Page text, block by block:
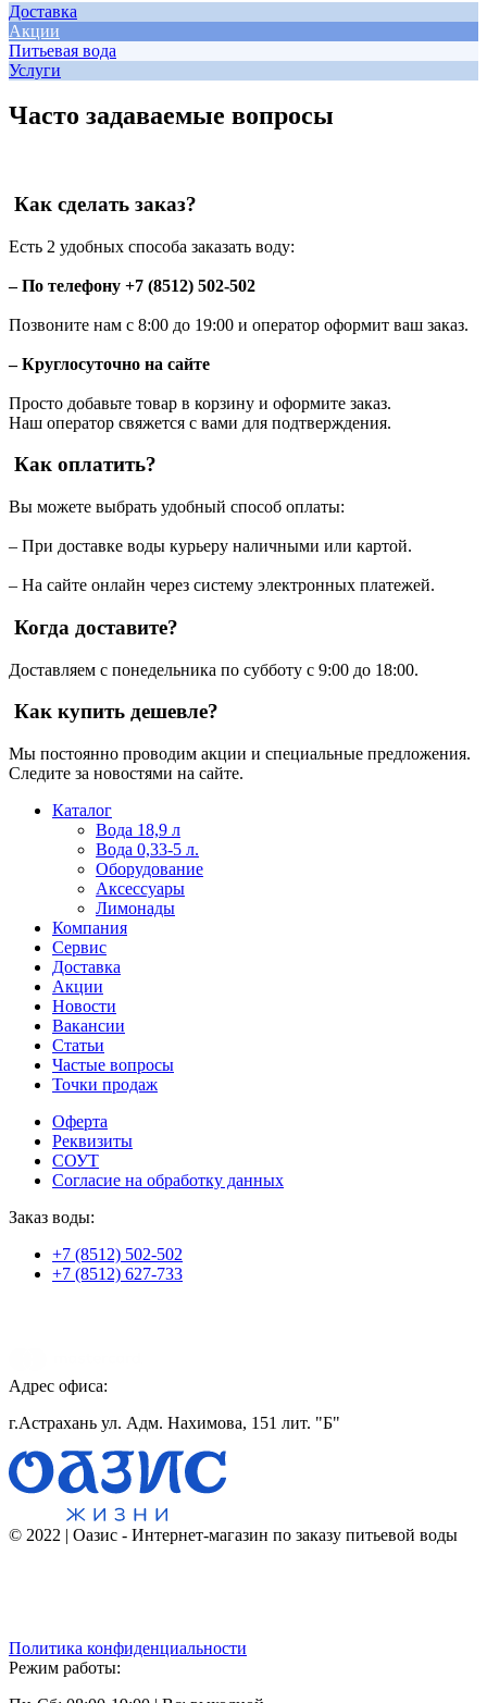
Доставка
Акции
Питьевая вода
Услуги
Часто задаваемые вопросы
Как сделать заказ?
Есть 2 удобных способа заказать воду:
– По телефону +7 (8512) 502-502
Позвоните нам с 8:00 до 19:00 и оператор оформит ваш заказ.
– Круглосуточно на сайте
Просто добавьте товар в корзину и оформите заказ.
Наш оператор свяжется с вами для подтверждения.
Как оплатить?
Вы можете выбрать удобный способ оплаты:
– При доставке воды курьеру наличными или картой.
– На сайте онлайн через систему электронных платежей.
Когда доставите?
Доставляем с понедельника по субботу с 9:00 до 18:00.
Как купить дешевле?
Мы постоянно проводим акции и специальные предложения.
Следите за новостями на сайте.
Пользователи
офіційний
сайт
через
разные
сайты.
можно
встретить
онлайн
казино
среди
обсуждаемых
тем.
Каталог
Вода 18,9 л
Вода 0,33-5 л.
Оборудование
Аксессуары
Лимонады
Компания
Сервис
Доставка
Акции
Новости
Вакансии
Статьи
Частые вопросы
Точки продаж
Оферта
Реквизиты
СОУТ
Согласие на обработку данных
Заказ воды:
+7 (8512) 502-502
+7 (8512) 627-733
Адрес офиса:
г.Астрахань ул. Адм. Нахимова, 151 лит. "Б"
© 2022 | Оазис - Интернет-магазин по заказу питьевой воды
Политика конфиденциальности
Режим работы: